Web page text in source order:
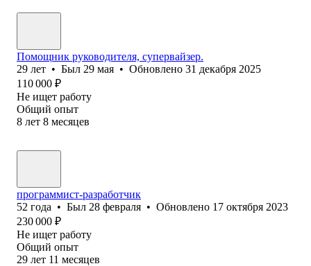
Помощник руководителя, супервайзер.
29 лет • Был 29 мая • Обновлено 31 декабря 2025
110 000 ₽
Не ищет работу
Общий опыт
8 лет 8 месяцев
программист-разработчик
52 года • Был 28 февраля • Обновлено 17 октября 2023
230 000 ₽
Не ищет работу
Общий опыт
29 лет 11 месяцев